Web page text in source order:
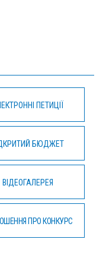
ПЕТИЦІЇ
БЮДЖЕТ
ВІДЕОГАЛЕРЕЯ
ПРО КОНКУРС